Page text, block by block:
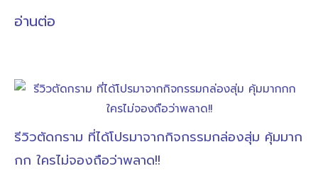
อ่านต่อ
รีวิวตัดกราม ที่ได้โปรมาจากกิจกรรมกล่องสุ่ม คุ้มมาก
กก ใครไม่จองถือว่าพลาด!!